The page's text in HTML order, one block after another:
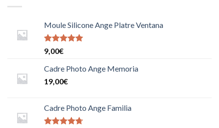
Moule Silicone Ange Platre Ventana
Note
5.0000000000000000
sur 5
9,00€
Cadre Photo Ange Memoria
19,00€
Cadre Photo Ange Familia